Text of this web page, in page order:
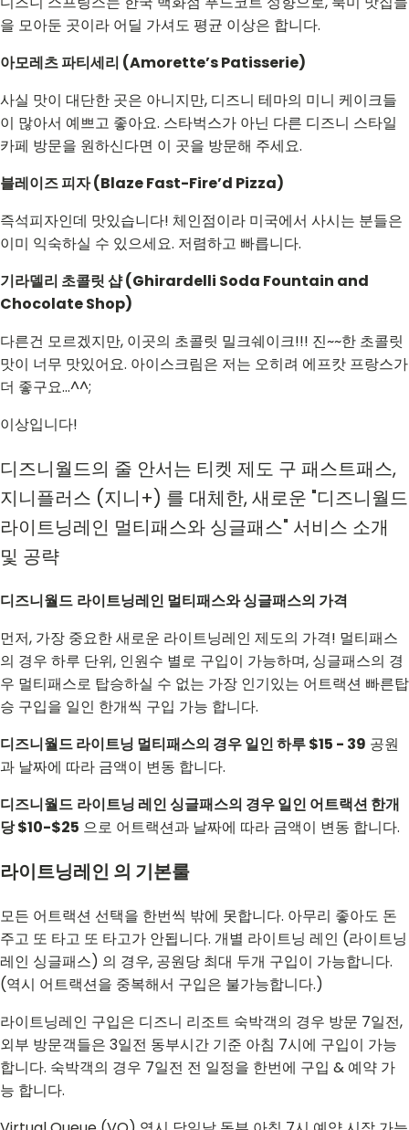
을 모아둔 곳이라 어딜 가셔도 평균 이상은 합니다.
아모레츠 파티세리 (Amorette’s Patisserie)
사실 맛이 대단한 곳은 아니지만, 디즈니 테마의 미니 케이크들
이 많아서 예쁘고 좋아요. 스타벅스가 아닌 다른 디즈니 스타일
카페 방문을 원하신다면 이 곳을 방문해 주세요.
블레이즈 피자 (Blaze Fast-Fire’d Pizza)
즉석피자인데 맛있습니다! 체인점이라 미국에서 사시는 분들은
이미 익숙하실 수 있으세요. 저렴하고 빠릅니다.
기라델리 초콜릿 샵 (Ghirardelli Soda Fountain and
Chocolate Shop)
다른건 모르겠지만, 이곳의 초콜릿 밀크쉐이크!!! 진~~한 초콜릿
맛이 너무 맛있어요. 아이스크림은 저는 오히려 에프캇 프랑스가
더 좋구요...^^;
이상입니다!
디즈니월드의 줄 안서는 티켓 제도 구 패스트패스,
지니플러스 (지니+) 를 대체한, 새로운 "디즈니월드
라이트닝레인 멀티패스와 싱글패스" 서비스 소개
및 공략
디즈니월드 라이트닝레인 멀티패스와 싱글패스의 가격
먼저, 가장 중요한 새로운 라이트닝레인 제도의 가격! 멀티패스
의 경우 하루 단위, 인원수 별로 구입이 가능하며, 싱글패스의 경
우 멀티패스로 탑승하실 수 없는 가장 인기있는 어트랙션 빠른탑
승 구입을 일인 한개씩 구입 가능 합니다.
디즈니월드 라이트닝 멀티패스의 경우 일인 하루 $15 - 39 공원
과 날짜에 따라 금액이 변동 합니다.
디즈니월드 라이트닝 레인 싱글패스의 경우 일인 어트랙션 한개
당 $10-$25 으로 어트랙션과 날짜에 따라 금액이 변동 합니다.
라이트닝레인 의 기본룰
모든 어트랙션 선택을 한번씩 밖에 못합니다. 아무리 좋아도 돈
주고 또 타고 또 타고가 안됩니다. 개별 라이트닝 레인 (라이트닝
레인 싱글패스) 의 경우, 공원당 최대 두개 구입이 가능합니다.
(역시 어트랙션을 중복해서 구입은 불가능합니다.)
라이트닝레인 구입은 디즈니 리조트 숙박객의 경우 방문 7일전,
외부 방문객들은 3일전 동부시간 기준 아침 7시에 구입이 가능
합니다. 숙박객의 경우 7일전 전 일정을 한번에 구입 & 예약 가
능 합니다.